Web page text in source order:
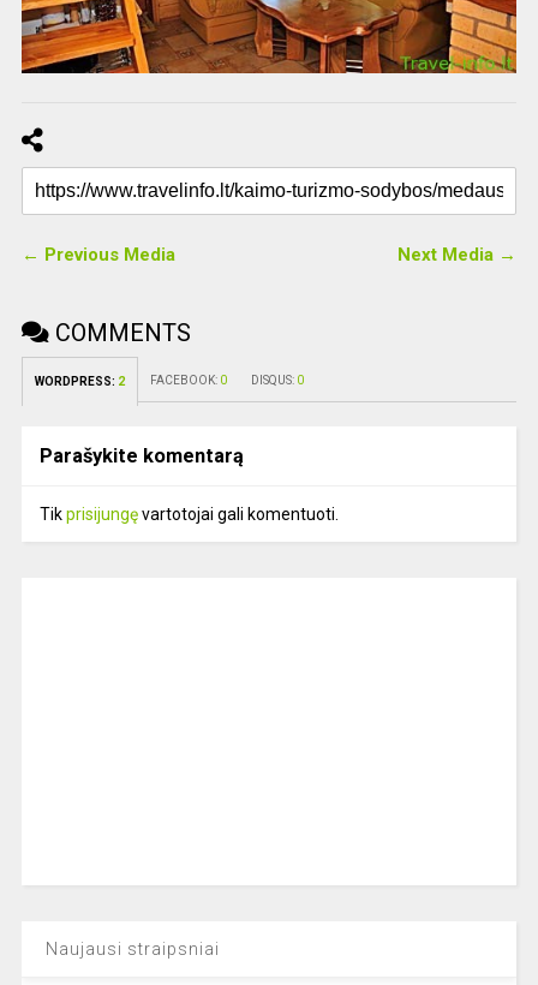
← Previous Media Next Media →
COMMENTS
WORDPRESS: 2 FACEBOOK: 0 DISQUS: 0
Parašykite komentarą
Tikprisijungęvartotojai gali komentuoti.
Naujausi straipsniai